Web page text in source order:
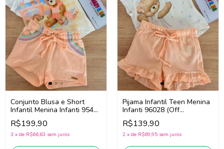
Conjunto Blusa e Short
Infantil Menina Infanti 95412
(Off White/Laranja)
R$199,90
3 x de R$66,63 sem juros
Pijama Infantil Teen Menina
Infanti 96028 (Off
White/Laranja)
R$139,90
2 x de R$69,95 sem juros